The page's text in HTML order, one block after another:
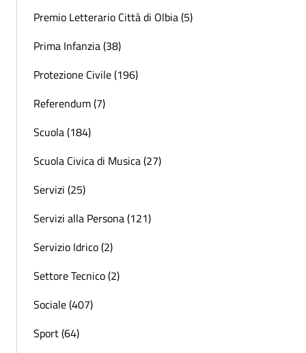
Premio Letterario Città di Olbia (5)
Prima Infanzia (38)
Protezione Civile (196)
Referendum (7)
Scuola (184)
Scuola Civica di Musica (27)
Servizi (25)
Servizi alla Persona (121)
Servizio Idrico (2)
Settore Tecnico (2)
Sociale (407)
Sport (64)